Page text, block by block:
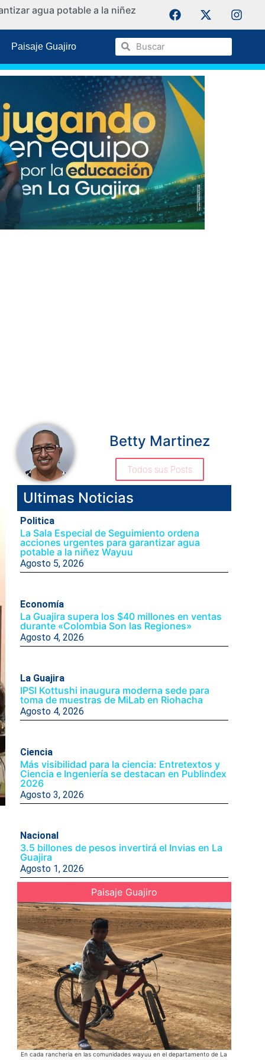
agua potable a la niñez La
Paisaje Guajiro
Betty Martinez
Todos sus Posts
Ultimas Noticias
Politica
La Sala Especial de Seguimiento ordena
acciones urgentes para garantizar agua
potable a la niñez Wayuu
Agosto 5, 2026
Economía
La Guajira supera los $40 millones en ventas
durante «Colombia Son las Regiones»
Agosto 4, 2026
La Guajira
IPSI Kottushi inaugura moderna sede para
toma de muestras de MiLab en Riohacha
Agosto 4, 2026
Ciencia
Más visibilidad para la ciencia: Entretextos y
Ciencia e Ingeniería se destacan en Publindex
2026
Agosto 3, 2026
Nacional
3.5 billones de pesos invertirá el Invias en La
Guajira
Agosto 1, 2026
Paisaje Guajiro
En cada rancheria en las comunidades wayuu en el departamento de La